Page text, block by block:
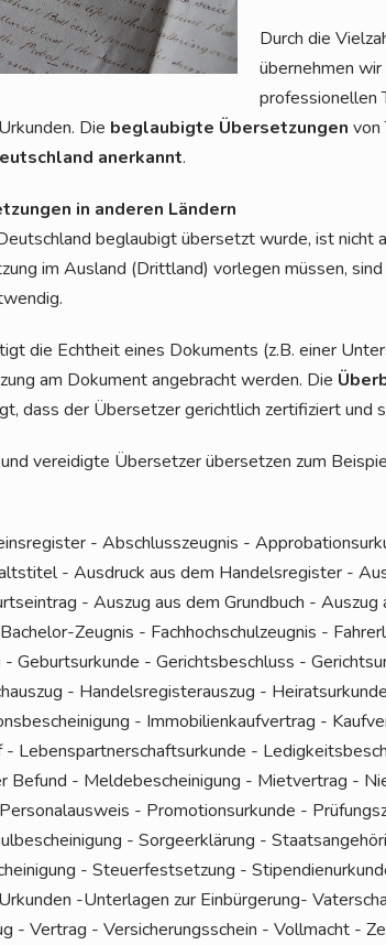
Durch die
über­neh­men
pro­fes­sio­nel­len
Die beglau­big­te Über­set­zun­gen von
aner­kannt.
in ande­ren Ländern
beglau­bigt über­setzt wur­de, ist nicht
im Aus­land (Dritt­land) vor­le­gen müs­sen,
die Echt­heit eines Doku­ments (z.B. einer
am Doku­ment ange­bracht wer­den. Die
dass der Über­set­zer gericht­lich zer­ti­fi­ziert und
ver­ei­dig­te Über­set­zer über­set­zen zum
- Abschluss­zeug­nis -
- Aus­druck aus dem Han­dels­re­gis­ter -
- Aus­zug aus dem Grund­buch -
Zeug­nis - Fach­hoch­schul­zeug­nis -
- Geburts­ur­kun­de - Gerichts­be­schluss -
- Han­dels­re­gis­ter­aus­zug -
- Immo­bi­li­en­kauf­ver­trag -
Lebens­part­ner­schafts­ur­kun­de -
Befund - Mel­de­be­schei­ni­gung - Miet­ver­trag -
- Pro­mo­ti­ons­ur­kun­de -
- Sor­ge­er­klä­rung -
- Steu­er­fest­set­zung -
-Unter­la­gen zur Ein­bür­ge­rung-
- Ver­trag - Ver­si­che­rungs­schein - Voll­macht -